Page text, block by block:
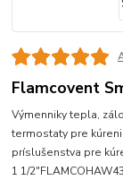
Flamcovent
Výmenniky tepla,
termostaty pre
príslušenstva pre
1 1/